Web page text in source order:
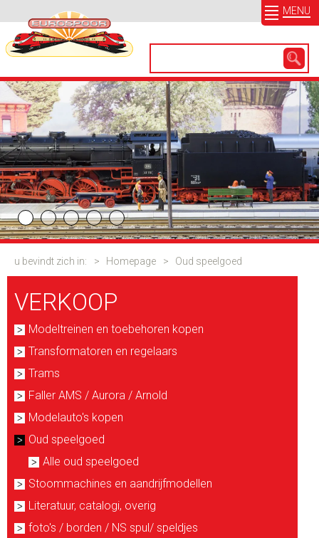
MENU
u bevindt zich in: > Homepage > Oud speelgoed
VERKOOP
Modeltreinen en toebehoren kopen
Transformatoren en regelaars
Trams
Faller AMS / Aurora / Arnold
Modelauto's kopen
Oud speelgoed
Alle oud speelgoed
Stoommachines en aandrijfmodellen
Literatuur, catalogi, overig
foto's / borden / NS spul/ speldjes